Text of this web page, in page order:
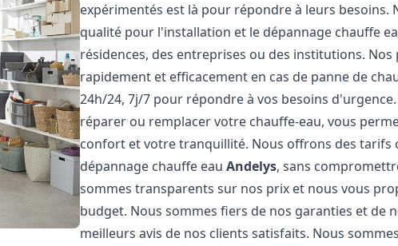
expérimentés est là pour répondre à leurs besoins.
qualité pour l'installation et le dépannage chauffe
résidences, des entreprises ou des institutions.
rapidement et efficacement en cas de panne de
24h/24, 7j/7 pour répondre à vos besoins
réparer ou remplacer votre chauffe-eau, vous
confort et votre tranquillité. Nous offrons des
dépannage chauffe eauAndelys, sans
sommes transparents sur nos prix et nous vous
budget. Nous sommes fiers de nos garanties et de
meilleurs avis de nos clients satisfaits. Nous